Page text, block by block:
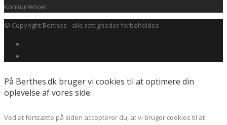
Konkurrencer
© Copyright Berthes - alle rettigheder forbeholdes
På Berthes.dk bruger vi cookies til at optimere din
oplevelse af vores side.
Ved at fortsætte på siden accepterer du, at vi bruger cookies til at